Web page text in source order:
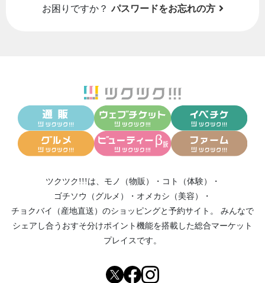
お困りですか？ パスワードをお忘れの方
ツクツク!!!は、 モノ（物販） ・ コト（体験）
・
ゴチソウ（グルメ）
・ オメカシ（美容）
・
チョクバイ（産地直送） のショッピングと予約サイト。
みんなで
シェアし合う おすそ分けポイント機能を搭載した総合マーケット
プレイスです。